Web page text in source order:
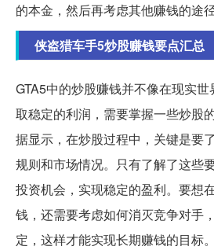
的本金，然后再考虑其他赚钱的途径
侠盗猎车手5炒股赚钱要点汇总
GTA5中的炒股赚钱并不像在现实
取稳定的利润，需要掌握一些炒股
据显示，在炒股过程中，关键是要
规则和市场情况。只有了解了这些
投资机会，实现稳定的盈利。要想
钱，还需要考虑如何消灭竞争对手
定，这样才能实现长期赚钱的目标。